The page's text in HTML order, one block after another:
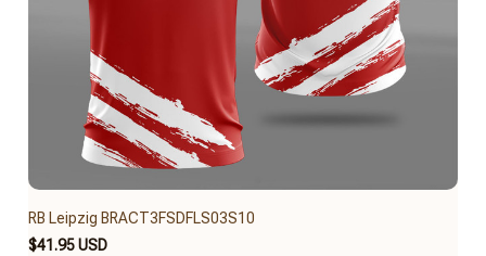
RB Leipzig BRACT3FSDFLS03S10
$41.95 USD